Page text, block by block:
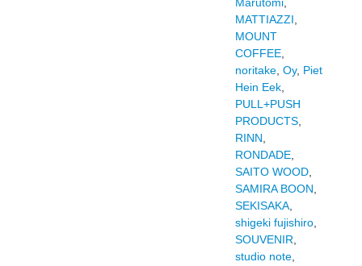
Marutomi,
MATTIAZZI,
MOUNT
COFFEE,
noritake, Oy, Piet
Hein Eek,
PULL+PUSH
PRODUCTS,
RINN,
RONDADE,
SAITO WOOD,
SAMIRA BOON,
SEKISAKA,
shigeki fujishiro,
SOUVENIR,
studio note,